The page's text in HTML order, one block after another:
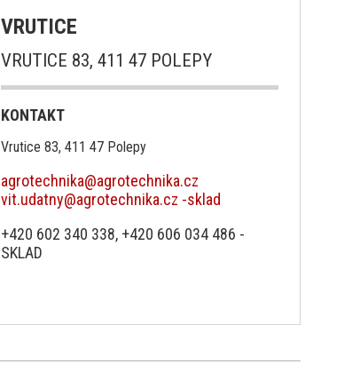
VRUTICE
VRUTICE 83, 411 47 POLEPY
KONTAKT
Vrutice 83, 411 47 Polepy
agrotechnika@agrotechnika.cz
vit.udatny@agrotechnika.cz -sklad
+420 602 340 338, +420 606 034 486 -
SKLAD